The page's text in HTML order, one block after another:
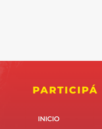
PARTICIPÁ
INICIO